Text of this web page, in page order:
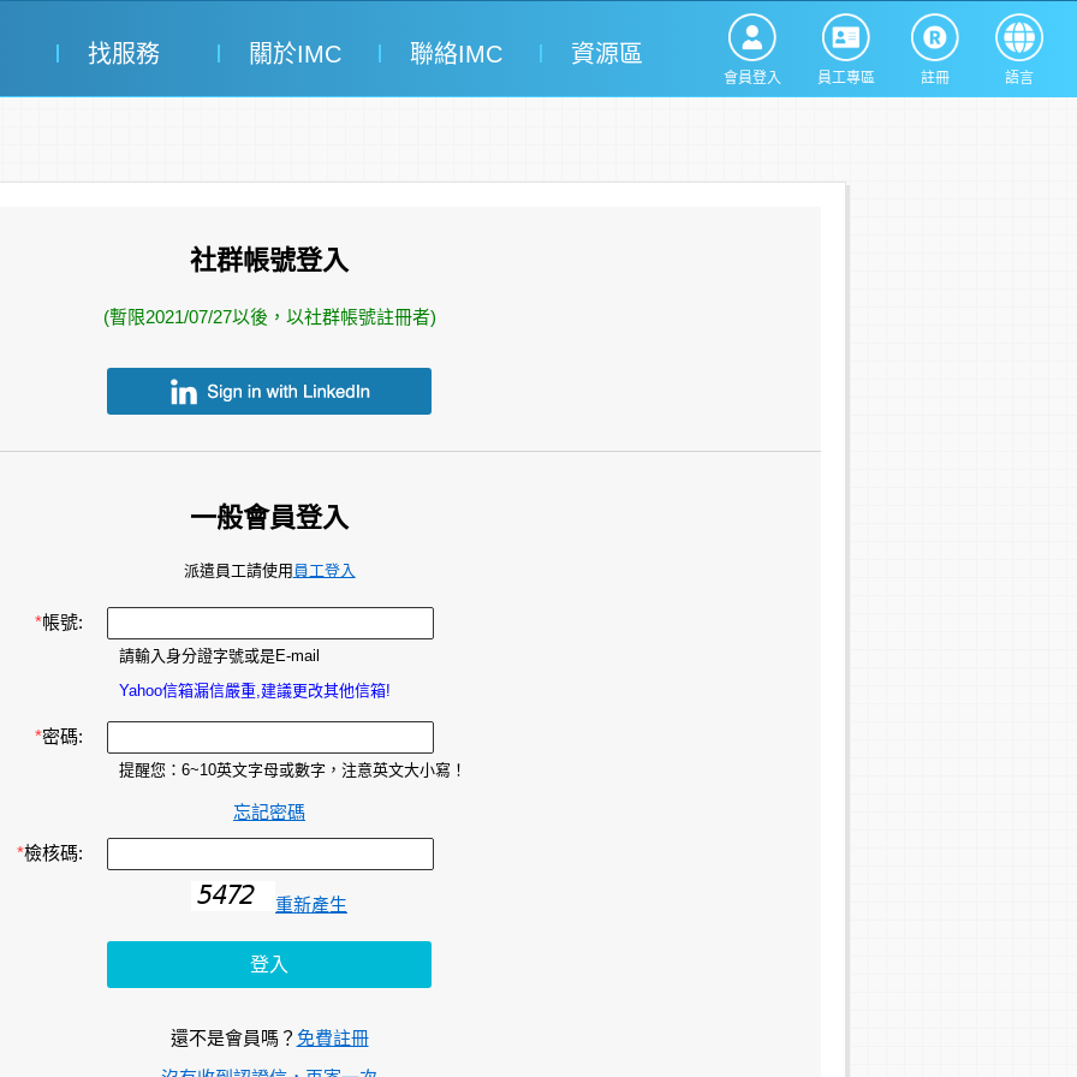
會員登入 員工專區 註冊 語言
找服務 關於IMC 聯絡IMC 資源區
社群帳號登入
(暫限2021/07/27以後，以社群帳號註冊者)
一般會員登入
派遣員工請使用 員工登入
*帳號:
請輸入身分證字號或是E-mail
Yahoo信箱漏信嚴重,建議更改其他信箱!
*密碼:
提醒您：6~10英文字母或數字，注意英文大小寫！
忘記密碼
*檢核碼:
重新產生
還不是會員嗎？ 免費註冊